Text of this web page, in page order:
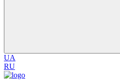
UA
RU